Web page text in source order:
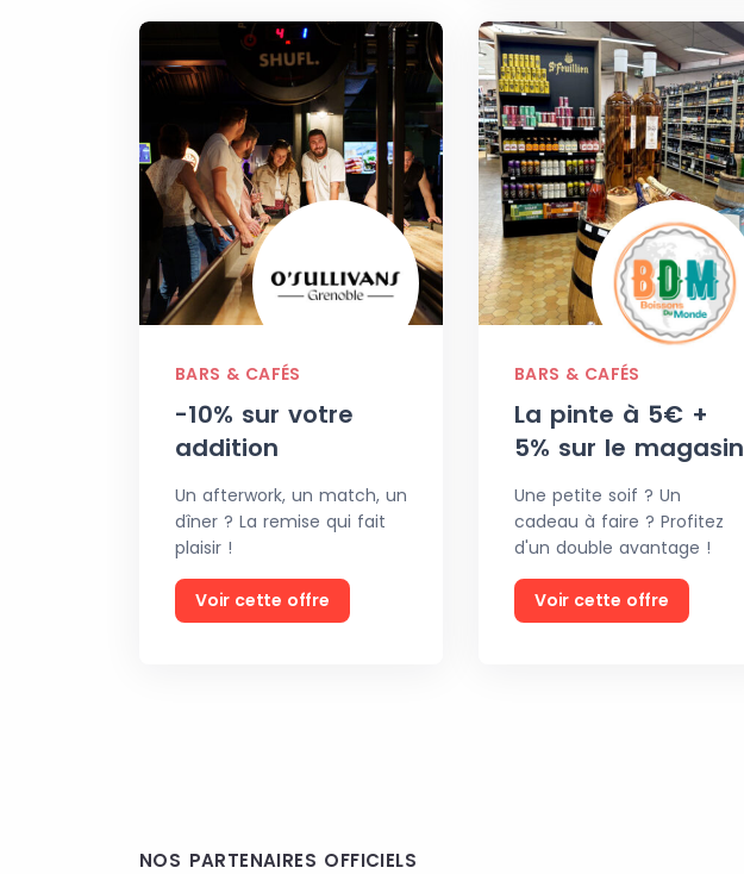
BARS & CAFÉS
-10% sur votre
addition
Un afterwork, un match, un
dîner ? La remise qui fait
plaisir !
Voir cette offre
BARS & CAFÉS
La pinte à 5€ +
5% sur le magasin
Une petite soif ? Un
cadeau à faire ? Profitez
d'un double avantage !
Voir cette offre
NOS PARTENAIRES OFFICIELS